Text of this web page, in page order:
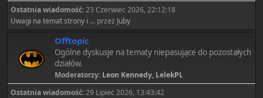
Ostatnia wiadomość:23 Czerwiec 2026, 22:12:18
Uwagi na temat strony i ... przez Juby
Offtopic
Ogólne dyskusje na tematy niepasujące do pozostałych
działów.
Moderatorzy: Leon Kennedy, LelekPL
Ostatnia wiadomość:29 Lipiec 2026, 13:43:42